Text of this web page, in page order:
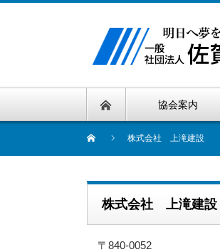
協会案内
株式会社 上滝建設
株式会社 上滝建設
〒840-0052